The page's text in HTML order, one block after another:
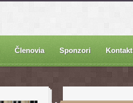
Členovia Sponzori Kontakt